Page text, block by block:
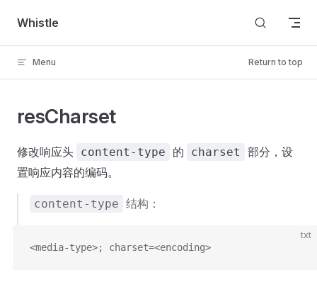
Skip to content
Whistle
Menu Return to top
resCharset
修改响应头 content-type 的 charset
部分，设
置响应内容的编码。
content-type 结构：
txt
<media-type>; charset=<encoding>